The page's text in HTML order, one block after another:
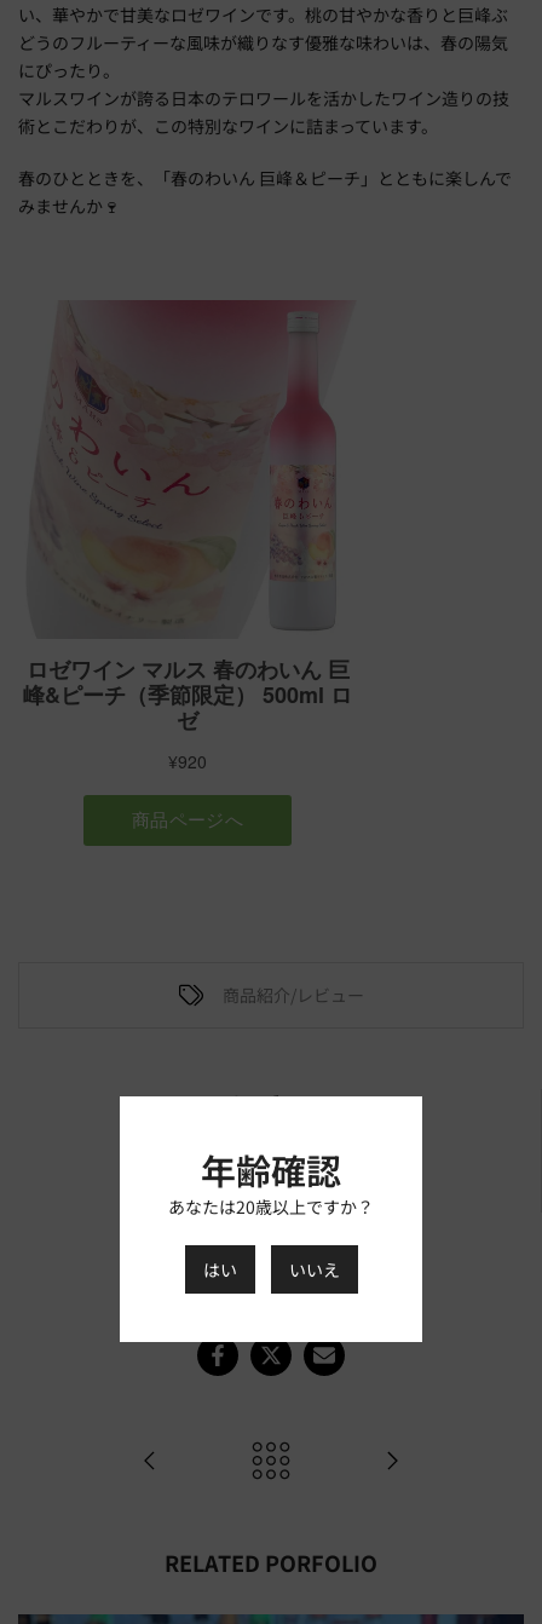
い、華やかで甘美なロゼワインです。桃の甘やかな香りと巨峰ぶ
どうのフルーティーな風味が織りなす優雅な味わいは、春の陽気
にぴったり。
マルスワインが誇る日本のテロワールを活かしたワイン造りの技
術とこだわりが、この特別なワインに詰まっています。
春のひとときを、「春のわいん 巨峰＆ピーチ」とともに楽しんで
みませんか🍷
商品紹介/レビュー
カテゴリ：
AUTHOR：
ましもスタッフ
商品紹介/レビュー
RELATED PORFOLIO
年齢確認
あなたは20歳以上ですか？
はい いいえ